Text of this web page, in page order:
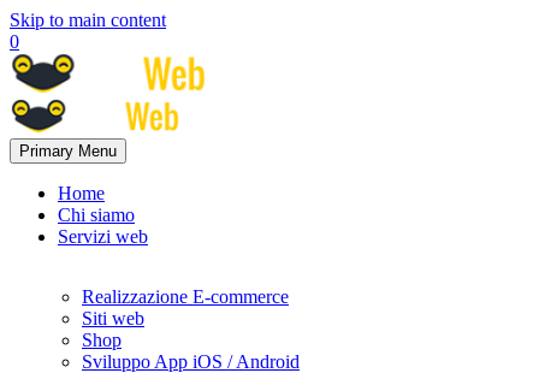
Skip to main content
0
Primary Menu
Home
Chi siamo
Servizi web
Realizzazione E-commerce
Siti web
Shop
Sviluppo App iOS / Android